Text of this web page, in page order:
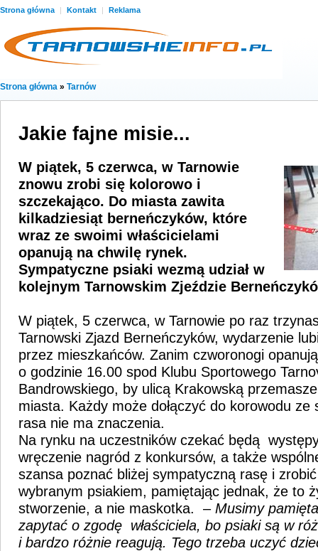
Strona główna | Kontakt | Reklama
Strona główna » Tarnów
Jakie fajne misie...
W piątek, 5 czerwca, w Tarnowie
znowu zrobi się kolorowo i
szczekająco. Do miasta zawita
kilkadziesiąt berneńczyków, które
wraz ze swoimi właścicielami
opanują na chwilę rynek.
Sympatyczne psiaki wezmą udział w
kolejnym Tarnowskim Zjeździe
W piątek, 5 czerwca, w Tarnowie po raz
Tarnowski Zjazd Berneńczyków, wydarzenie
przez mieszkańców. Zanim czworonogi
o godzinie 16.00 spod Klubu Sportowego
Bandrowskiego, by ulicą Krakowską
miasta. Każdy może dołączyć do korowodu ze
rasa nie ma znaczenia.
Na rynku na uczestników czekać będą
wręczenie nagród z konkursów, a także
szansa poznać bliżej sympatyczną rasę i
wybranym psiakiem, pamiętając jednak, że to
stworzenie, a nie maskotka. – Musimy
zapytać o zgodę właściciela, bo psiaki są w
i bardzo różnie reagują. Tego trzeba uczyć